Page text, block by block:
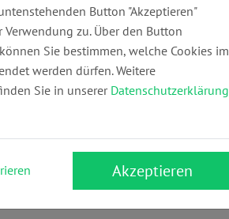
dorfmueller.de
Button "Akzeptieren"
Verwendung zu. Über den Button
Sie bestimmen, welche Cookies im
werden dürfen. Weitere
Sie in unserer Datenschutzerklärung
Akzeptieren